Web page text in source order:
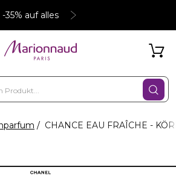
-35% auf alles
CHANCE EAU FRAÎCHE -